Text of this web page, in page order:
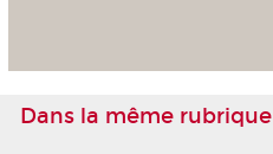
Dans la même rubrique